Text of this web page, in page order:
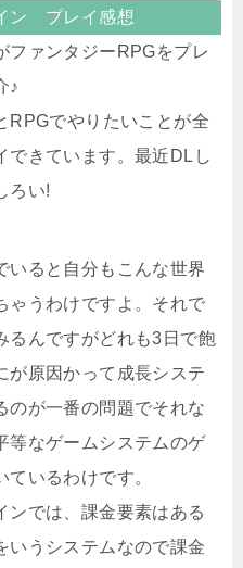
ン プレイ感想
ファンタジーRPGをプレ
♪
RPGでやりたいことが全
できています。最近DLし
ろい!
いると自分もこんな世界
ゃうわけですよ。それで
るんですがどれも3日で飽
が原因かって成長システ
のが一番の問題でそれな
等なゲームシステムのゲ
いるわけです。
ンでは、課金要素はある
いうシステムなので課金